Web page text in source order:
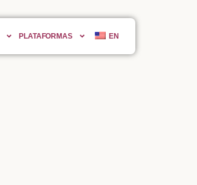
PLATAFORMAS EN